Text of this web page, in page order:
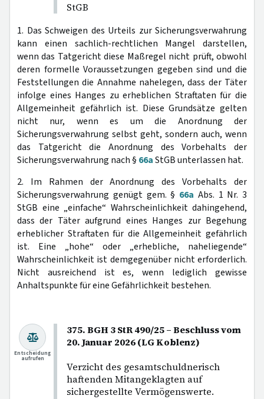
StGB
1. Das Schweigen des Urteils zur Sicherungsverwahrung
kann einen sachlich-rechtlichen Mangel darstellen,
wenn das Tatgericht diese Maßregel nicht prüft, obwohl
deren formelle Voraussetzungen gegeben sind und die
Feststellungen die Annahme nahelegen, dass der Täter
infolge eines Hanges zu erheblichen Straftaten für die
Allgemeinheit gefährlich ist. Diese Grundsätze gelten
nicht nur, wenn es um die Anordnung der
Sicherungsverwahrung selbst geht, sondern auch, wenn
das Tatgericht die Anordnung des Vorbehalts der
Sicherungsverwahrung nach § 66aStGB unterlassen hat.
2. Im Rahmen der Anordnung des Vorbehalts der
Sicherungsverwahrung genügt gem. § 66a Abs. 1 Nr. 3
StGB eine „einfache“ Wahrscheinlichkeit dahingehend,
dass der Täter aufgrund eines Hanges zur Begehung
erheblicher Straftaten für die Allgemeinheit gefährlich
ist. Eine „hohe“ oder „erhebliche, naheliegende“
Wahrscheinlichkeit ist demgegenüber nicht erforderlich.
Nicht ausreichend ist es, wenn lediglich gewisse
Anhaltspunkte für eine Gefährlichkeit bestehen.
375. BGH 3 StR 490/25 – Beschluss vom
20. Januar 2026 (LG Koblenz)
Verzicht des gesamtschuldnerisch
haftenden Mitangeklagten auf
sichergestellte Vermögenswerte.
Entscheidung
aufrufen